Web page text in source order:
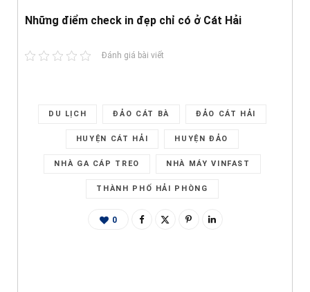
Những điểm check in đẹp chỉ có ở Cát Hải
Đánh giá bài viết
DU LỊCH ĐẢO CÁT BÀ ĐẢO CÁT HẢI
HUYỆN CÁT HẢI HUYỆN ĐẢO
NHÀ GA CÁP TREO NHÀ MÁY VINFAST
THÀNH PHỐ HẢI PHÒNG
0